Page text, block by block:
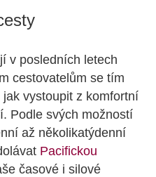
v posledních letech
cestovatelům se tím
vystoupit z komfortní
Podle svých možností
až několikatýdenní
Pacifickou
časové i silové